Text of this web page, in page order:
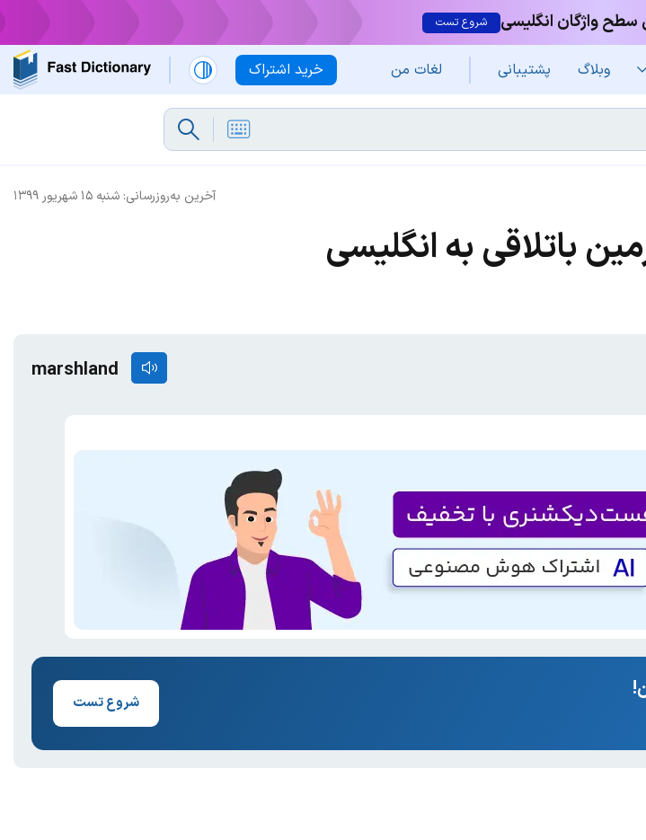
سطح واژگان انگلیسی شروع تست
خرید اشتراک وبلاگ پشتیبانی لغات من
آخرین به‌روزرسانی: شنبه ۱۵ شهریور ۱۳۹۹
باتلاقی به انگلیسی
marshland
شروع تست